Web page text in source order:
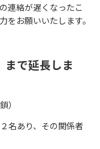
連絡が遅くなったこ
をお願いいたします。
まで延長しま
）
名あり、その関係者